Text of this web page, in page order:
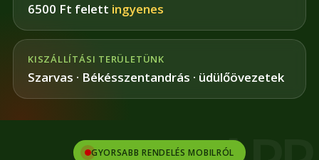
6500 Ft felett ingyenes
KISZÁLLÍTÁSI TERÜLETÜNK
Szarvas · Békésszentandrás · üdülőövezetek
GYORSABB RENDELÉS MOBILRÓL